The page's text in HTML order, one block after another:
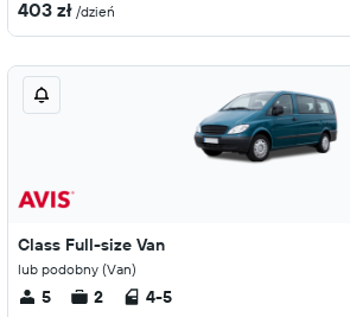
403 zł /dzień
Class Full-size Van
lub podobny (Van)
5 2 4-5